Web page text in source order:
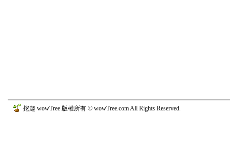
挖趣 wowTree 版權所有 © wowTree.com All Rights Reserved.